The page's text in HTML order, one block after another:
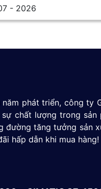
- 2026
năm phát triển, công ty
sự chất lượng trong sản
đường tăng tưởng sản
hấp dẫn khi mua hàng!